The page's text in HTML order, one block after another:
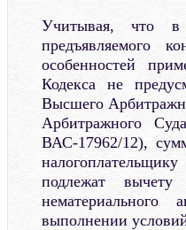
Учитывая, что в
предъявляемого
особенностей
Кодекса не
Высшего
Арбитражного
ВАС-17962/12),
подлежат
выполнении